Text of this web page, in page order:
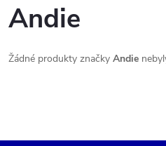
Andie
Žádné produkty značky Andie